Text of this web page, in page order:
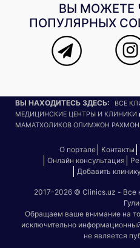
ВЫ МОЖЕТЕ
ПОПУЛЯРНЫХ
ВЫ НАХОДИТЕСЬ ЗДЕСЬ:
ВСЕ
МЕДИЦИНСКИЕ ЦЕНТРЫ И КЛИНИКИ
МАМАТХОЛИКОВ ОЛИМЖОН
О портале Контакты
Онлайн консультация
Добавить клинику
2017-2026 © Clinics.uz - Все
Обращаем ваше внимание на
исключительно
не является